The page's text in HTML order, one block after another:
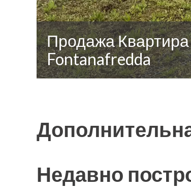
Продажа Квартира
Fontanafredda
Недавно